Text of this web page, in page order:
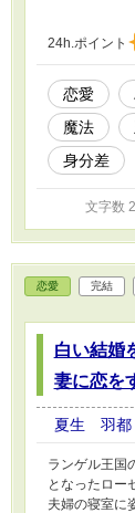
※作者独自の
トーリー展
願い致します
24h.ポイント
恋愛
魔法
身分差
文字数
恋愛 完結
白い結婚
妻に恋を
夏生 羽都
ランゲル王国
となったロー
夫婦の寝室に